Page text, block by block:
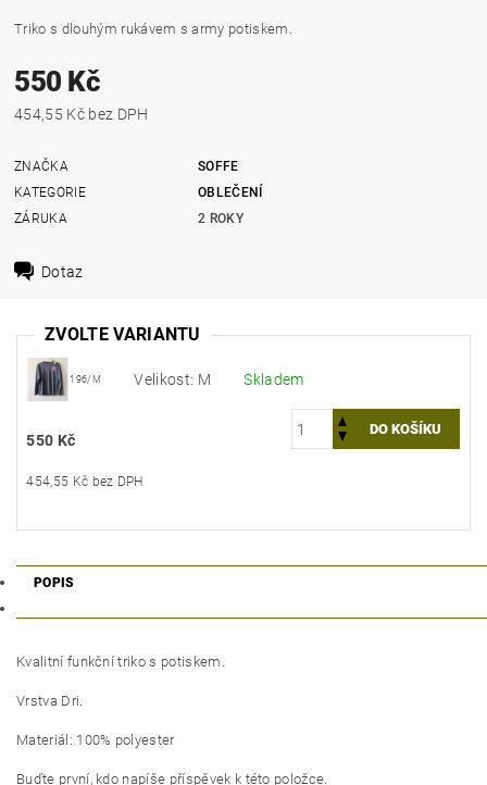
Triko s dlouhým rukávem s army potiskem.
550 Kč
454,55 Kč bez DPH
ZNAČKA
SOFFE
KATEGORIE
OBLEČENÍ
ZÁRUKA
2 ROKY
Dotaz
ZVOLTE VARIANTU
196/M Velikost: M Skladem
550 Kč
454,55 Kč bez DPH
POPIS
Kvalitní funkční triko s potiskem.
Vrstva Dri.
Materiál: 100% polyester
Buďte první, kdo napíše příspěvek k této položce.